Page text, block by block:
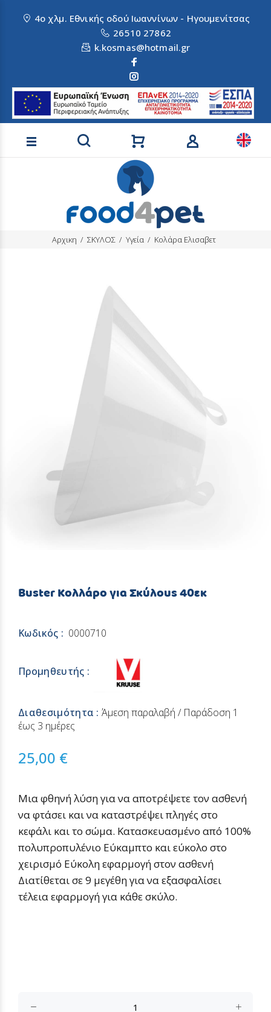
4ο χλμ. Εθνικής οδού Ιωαννίνων - Ηγουμενίτσας
26510 27862
k.kosmas@hotmail.gr
Αναζήτηση προϊόντων
Αρχικη ΣΚΥΛΟΣ Υγεία Κολάρα Ελισαβετ
Buster Κολλάρο για Σκύλους 40εκ
Κωδικός : 0000710
Προμηθευτής :
Διαθεσιμότητα :Άμεση παραλαβή / Παράδoση 1
έως 3 ημέρες
25,00 €
Μια φθηνή λύση για να αποτρέψετε τον ασθενή
να φτάσει και να καταστρέψει πληγές στο
κεφάλι και το σώμα. Κατασκευασμένο από 100%
πολυπροπυλένιο Εύκαμπτο και εύκολο στο
χειρισμό Εύκολη εφαρμογή στον ασθενή
Διατίθεται σε 9 μεγέθη για να εξασφαλίσει
τέλεια εφαρμογή για κάθε σκύλο.